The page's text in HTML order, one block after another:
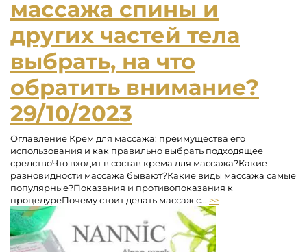
массажа спины и
других частей тела
выбрать, на что
обратить внимание?
29/10/2023
Оглавление Крем для массажа: преимущества его
использования и как правильно выбрать подходящее
средствоЧто входит в состав крема для массажа?Какие
разновидности массажа бывают?Какие виды массажа самые
популярные?Показания и противопоказания к
процедуреПочему стоит делать массаж с... >>